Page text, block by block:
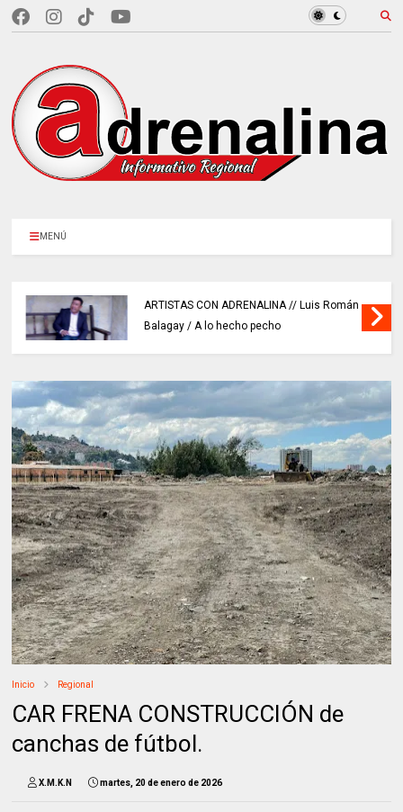
MENÚ
ARTISTAS CON ADRENALINA // Luis Román
Balagay / A lo hecho pecho
Inicio Regional
CAR FRENA CONSTRUCCIÓN de
canchas de fútbol.
X.M.K.N martes, 20 de enero de 2026